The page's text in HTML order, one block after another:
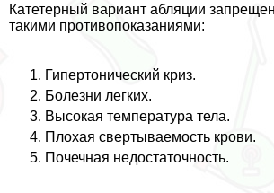
Катетерный вариант абляции
такими противопоказаниями:
Гипертонический криз.
Болезни легких.
Высокая температура тела.
Плохая свертываемость крови.
Почечная недостаточность.